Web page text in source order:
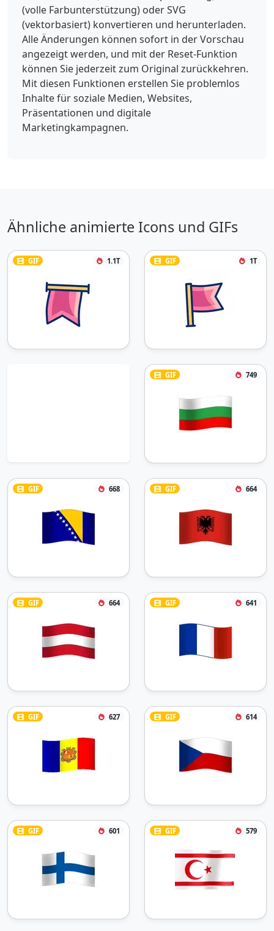
(volle Farbunterstützung) oder SVG
(vektorbasiert) konvertieren und herunterladen.
Alle Änderungen können sofort in der Vorschau
angezeigt werden, und mit der Reset-Funktion
können Sie jederzeit zum Original zurückkehren.
Mit diesen Funktionen erstellen Sie problemlos
Inhalte für soziale Medien, Websites,
Präsentationen und digitale
Marketingkampagnen.
Ähnliche animierte Icons und GIFs
GIF 1.1T GIF 1T
GIF 749
GIF 668 GIF 664
GIF 664 GIF 641
GIF 627 GIF 614
GIF 601 GIF 579